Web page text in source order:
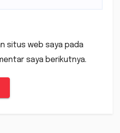
situs web saya pada
saya berikutnya.